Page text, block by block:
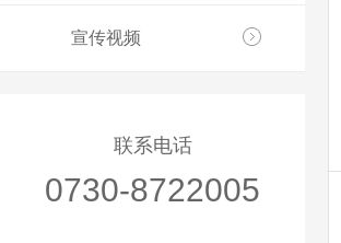
宣传视频
联系电话
0730-8722005